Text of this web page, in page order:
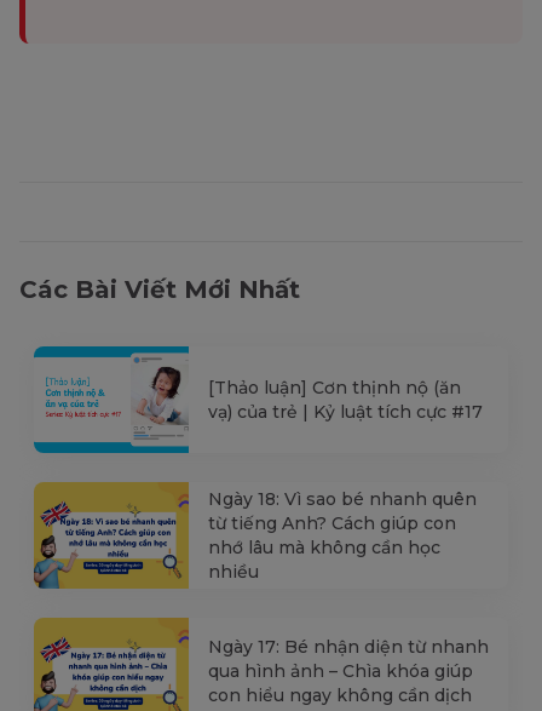
Các Bài Viết Mới Nhất
[Thảo luận] Cơn thịnh nộ (ăn
vạ) của trẻ | Kỷ luật tích cực #17
Ngày 18: Vì sao bé nhanh quên
từ tiếng Anh? Cách giúp con
nhớ lâu mà không cần học
nhiều
Ngày 17: Bé nhận diện từ nhanh
qua hình ảnh – Chìa khóa giúp
con hiểu ngay không cần dịch